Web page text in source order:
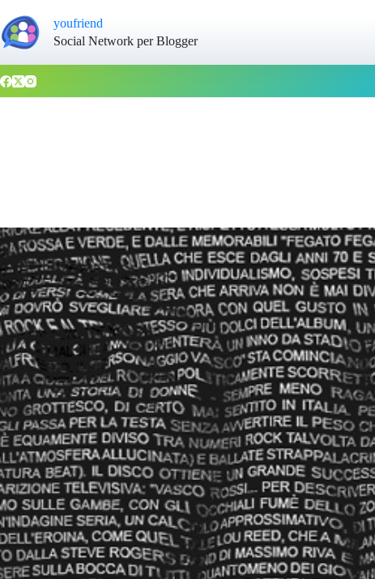
youfriend
Social Network per Blogger